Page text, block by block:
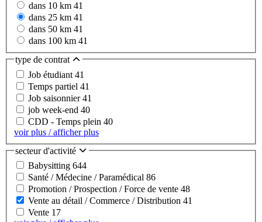
dans 10 km 41
dans 25 km 41
dans 50 km 41
dans 100 km 41
type de contrat
Job étudiant 41
Temps partiel 41
Job saisonnier41
job week-end 40
CDD - Temps plein 40
voir plus / afficher plus
secteur d'activité
Babysitting 644
Santé / Médecine / Paramédical 86
Promotion / Prospection / Force de vente 48
Vente au détail / Commerce / Distribution 41
Vente 17